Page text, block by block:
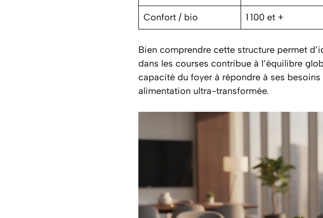
Confort / bio 1 100 et +
Bien comprendre cette structure permet
dans les courses contribue à l’équilibre
capacité du foyer à répondre à ses
alimentation ultra-transformée.